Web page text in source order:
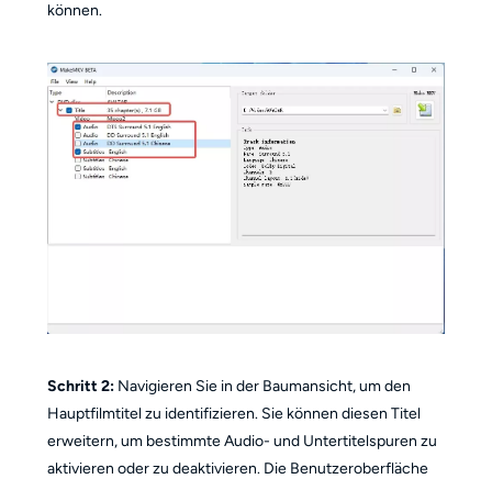
können.
Schritt 2: Navigieren Sie in der Baumansicht, um den
Hauptfilmtitel zu identifizieren. Sie können diesen Titel
erweitern, um bestimmte Audio- und Untertitelspuren zu
aktivieren oder zu deaktivieren. Die Benutzeroberfläche